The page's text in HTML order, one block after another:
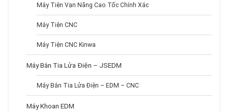
Máy Tiện Vạn Năng Cao Tốc Chính Xác
Máy Tiện CNC
Máy Tiện CNC Kinwa
Máy Bắn Tia Lửa Điện – JSEDM
Máy Bắn Tia Lửa Điện – EDM – CNC
Máy Khoan EDM